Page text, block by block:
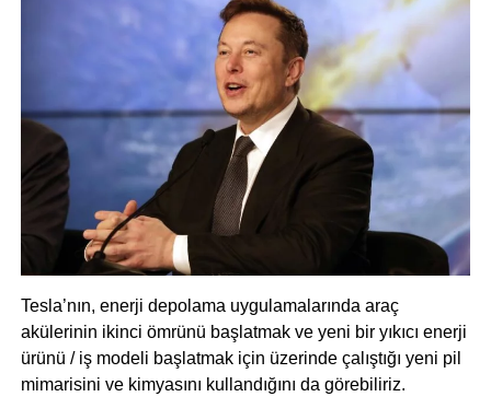
Tesla’nın, enerji depolama uygulamalarında araç
akülerinin ikinci ömrünü başlatmak ve yeni bir yıkıcı enerji
ürünü / iş modeli başlatmak için üzerinde çalıştığı yeni pil
mimarisini ve kimyasını kullandığını da görebiliriz.